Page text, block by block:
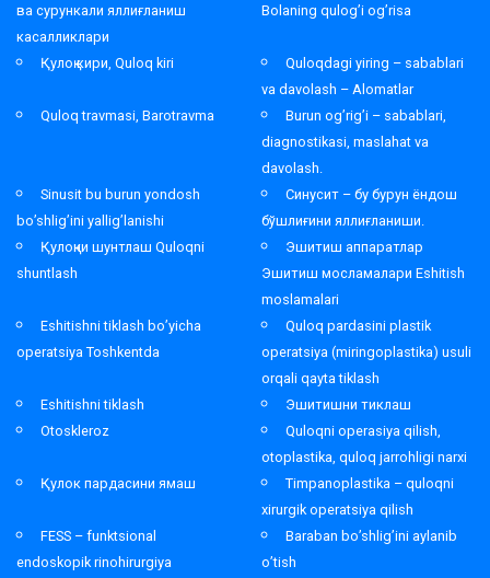
ва сурункали яллиғланиш
касалликлари
Bolaning qulog’i og’risa
Қулоқ кири, Quloq kiri
Quloqdagi yiring – sabablari
va davolash – Alomatlar
Quloq travmasi, Barotravma
Burun og’rig’i – sabablari,
diagnostikasi, maslahat va
davolash.
Sinusit bu burun yondosh
bo’shlig’ini yallig’lanishi
Синусит – бу бурун ёндош
бўшлиғини яллиғланиши.
Қулоқни шунтлаш Quloqni
shuntlash
Эшитиш аппаратлар
Эшитиш мосламалари Eshitish
moslamalari
Eshitishni tiklash bo’yicha
operatsiya Toshkentda
Quloq pardasini plastik
operatsiya (miringoplastika) usuli
orqali qayta tiklash
Eshitishni tiklash
Эшитишни тиклаш
Otoskleroz
Quloqni operasiya qilish,
otoplastika, quloq jarrohligi narxi
Қулок пардасини ямаш
Timpanoplastika – quloqni
xirurgik operatsiya qilish
FESS – funktsional
endoskopik rinohirurgiya
Baraban bo’shlig’ini aylanib
o’tish